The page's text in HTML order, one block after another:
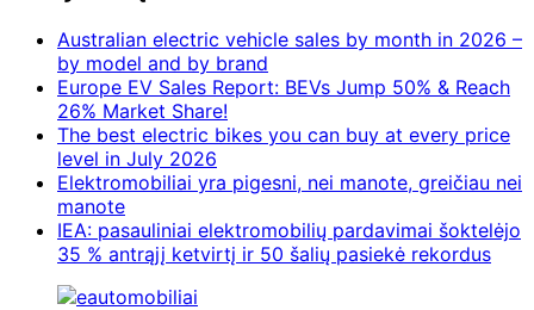
Australian electric vehicle sales by month in 2026 –
by model and by brand
Europe EV Sales Report: BEVs Jump 50% & Reach
26% Market Share!
The best electric bikes you can buy at every price
level in July 2026
Elektromobiliai yra pigesni, nei manote, greičiau nei
manote
IEA: pasauliniai elektromobilių pardavimai šoktelėjo
35 % antrąjį ketvirtį ir 50 šalių pasiekė rekordus